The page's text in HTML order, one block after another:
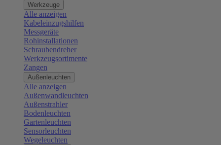
Werkzeuge
Alle anzeigen
Kabeleinzugshilfen
Messgeräte
Rohinstallationen
Schraubendreher
Werkzeugsortimente
Zangen
Außenleuchten
Alle anzeigen
Außenwandleuchten
Außenstrahler
Bodenleuchten
Gartenleuchten
Sensorleuchten
Wegeleuchten